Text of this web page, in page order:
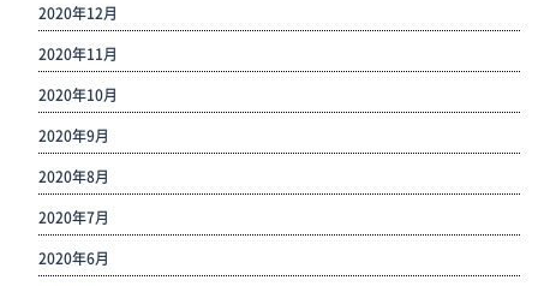
2020年12月
2020年11月
2020年10月
2020年9月
2020年8月
2020年7月
2020年6月